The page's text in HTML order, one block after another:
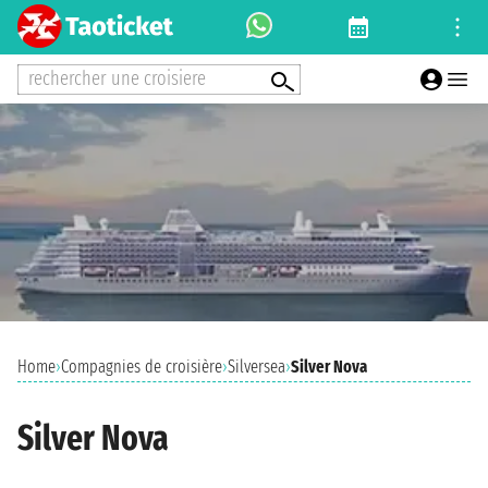
rechercher une croisiere
Home›Compagnies de croisière›Silversea›Silver Nova
Silver Nova